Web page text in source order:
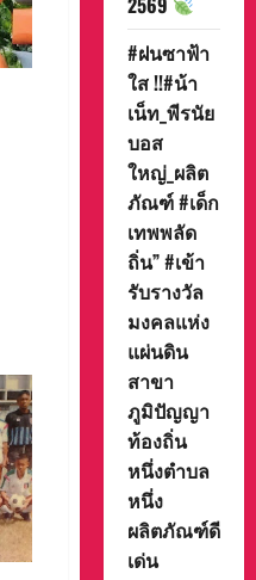
#ฝนซาฟ้า
ใส !!#น้า
เน็ท_พีรนัย
บอส
ใหญ่_ผลิต
ภัณฑ์ #เด็ก
เทพพลัด
ถิ่น” #เข้า
รับรางวัล
มงคลแห่ง
แผ่นดิน
สาขา
ภูมิปัญญา
ท้องถิ่น
หนึ่งตำบล
หนึ่ง
ผลิตภัณฑ์ดี
เด่น